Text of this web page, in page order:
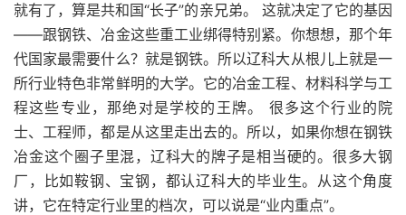
就有了，算是共和国“长子”的亲兄弟。 这就决定了它的基因
——跟钢铁、冶金这些重工业绑得特别紧。你想想，那个年
代国家最需要什么？就是钢铁。所以辽科大从根儿上就是一
所行业特色非常鲜明的大学。它的冶金工程、材料科学与工
程这些专业，那绝对是学校的王牌。 很多这个行业的院
士、工程师，都是从这里走出去的。所以，如果你想在钢铁
冶金这个圈子里混，辽科大的牌子是相当硬的。很多大钢
厂，比如鞍钢、宝钢，都认辽科大的毕业生。从这个角度
讲，它在特定行业里的档次，可以说是“业内重点”。